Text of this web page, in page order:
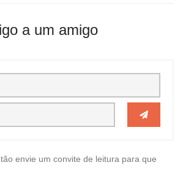
a um amigo
envie um convite de leitura para que